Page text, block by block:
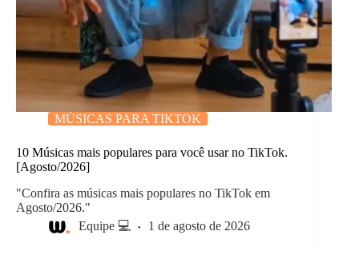
MÚSICAS PARA TIKTOK
10 Músicas mais populares para você usar no TikTok.
[Agosto/2026]
"Confira as músicas mais populares no TikTok em
Agosto/2026."
Equipe 💻
1 de agosto de 2026